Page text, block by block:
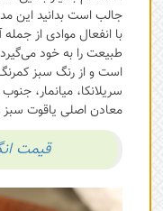
جالب است بدانید این
با انفعال موادی از
طبیعت را به خود
است و از رنگ سبز
سریلانکا، میانمار،
معادن اصلی یاقوت
قیمت